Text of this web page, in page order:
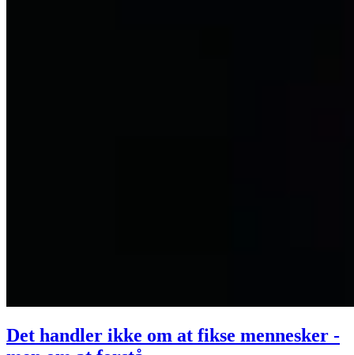
Det handler ikke om at fikse mennesker -